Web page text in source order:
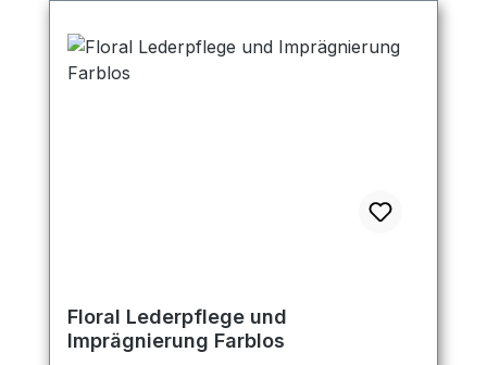
Floral Lederpflege und
Imprägnierung Farblos